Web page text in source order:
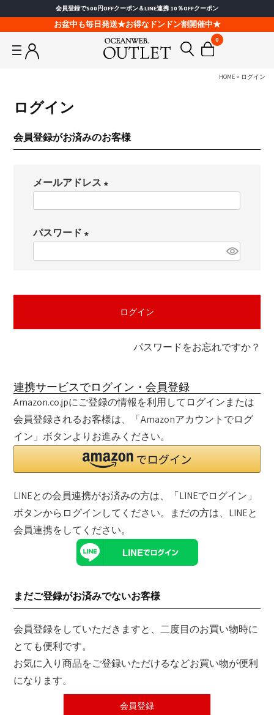
会員登録で500円OFFクーポン＆LINE連携 10％OFFクーポン
お盆中も毎日発送★お得なドンドン割開催中★
0
HOME ログイン
ログイン
会員登録がお済みのお客様
メールアドレス
須
パスワード
ログイン
パスワードをお忘れですか？
連携サービスでログイン・会員登録
Amazon.co.jpにご登録の情報を利用してログインまたは
会員登録されるお客様は、「Amazonアカウントでログ
イン」ボタンよりお進みください。
LINEとの会員連携がお済みの方は、「LINEでログイン」
ボタンからログインしてください。まだの方は、 LINEと
会員連携をしてください。
まだご登録がお済みでないお客様
会員登録をしていただきますと、二度目のお買い物時に
とても便利です。
お気に入り商品をご登録いただけるなどお買い物が便利
になります。
会員登録